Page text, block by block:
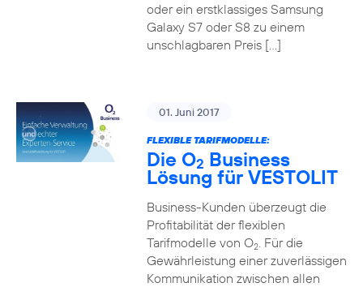
oder ein erstklassiges Samsung
Galaxy S7 oder S8 zu einem
unschlagbaren Preis […]
01. Juni 2017
FLEXIBLE TARIFMODELLE:
Die O2 Business
Lösung für VESTOLIT
Business-Kunden überzeugt die
Profitabilität der flexiblen
Tarifmodelle von O2. Für die
Gewährleistung einer zuverlässigen
Kommunikation zwischen allen